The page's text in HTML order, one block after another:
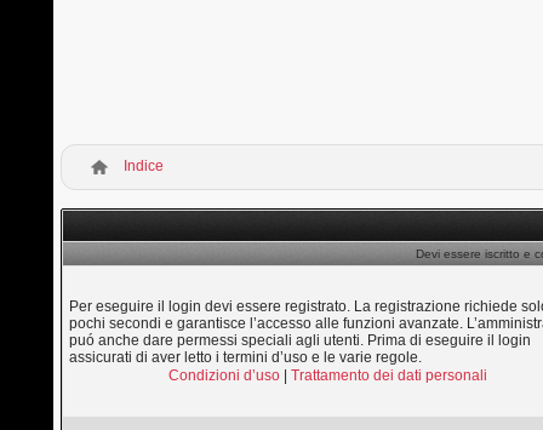
Indice
Devi essere iscritto e
Per eseguire il login devi essere registrato. La registrazione richiede
pochi secondi e garantisce l’accesso alle funzioni avanzate.
puó anche dare permessi speciali agli utenti. Prima di eseguire il login
assicurati di aver letto i termini d’uso e le varie regole.
Condizioni d’uso |Trattamento dei dati personali